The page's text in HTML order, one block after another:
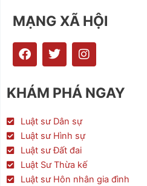
MẠNG XÃ HỘI
F
a
e
b
o
k
T
w
t
t
r
I
n
t
a
a
KHÁM PHÁ NGAY
Luật sư Dân sự
Luật sư Hình sự
Luật sư Đất đai
Luật Sư Thừa kế
Luật sư Hôn nhân gia đình